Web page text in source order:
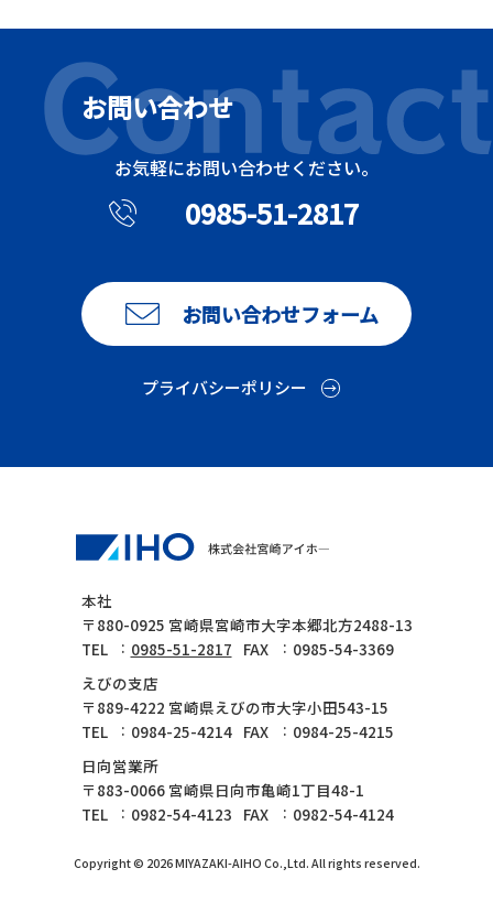
お問い合わせ
お気軽にお問い合わせください。
0985-51-2817
お問い合わせフォーム
プライバシーポリシー
本社
〒880-0925 宮崎県宮崎市大字本郷北方2488-13
TEL
0985-51-2817 FAX
0985-54-3369
えびの支店
〒889-4222 宮崎県えびの市大字小田543-15
TEL
0984-25-4214 FAX
0984-25-4215
日向営業所
〒883-0066 宮崎県日向市亀崎1丁目48-1
TEL
0982-54-4123 FAX 0982-54-4124
Copyright © 2026 MIYAZAKI-AIHO Co.,Ltd. All rights reserved.